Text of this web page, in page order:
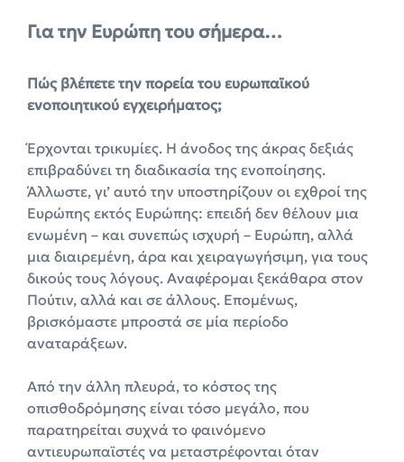
Για την Ευρώπη του σήμερα…
Πώς βλέπετε την πορεία του ευρωπαϊκού
ενοποιητικού εγχειρήματος;
Έρχονται τρικυμίες. Η άνοδος της άκρας δεξιάς
επιβραδύνει τη διαδικασία της ενοποίησης.
Άλλωστε, γι’ αυτό την υποστηρίζουν οι εχθροί της
Ευρώπης εκτός Ευρώπης: επειδή δεν θέλουν μια
ενωμένη – και συνεπώς ισχυρή – Ευρώπη, αλλά
μια διαιρεμένη, άρα και χειραγωγήσιμη, για τους
δικούς τους λόγους. Αναφέρομαι ξεκάθαρα στον
Πούτιν, αλλά και σε άλλους. Επομένως,
βρισκόμαστε μπροστά σε μία περίοδο
αναταράξεων.
Από την άλλη πλευρά, το κόστος της
οπισθοδρόμησης είναι τόσο μεγάλο, που
παρατηρείται συχνά το φαινόμενο
αντιευρωπαϊστές να μεταστρέφονται όταν